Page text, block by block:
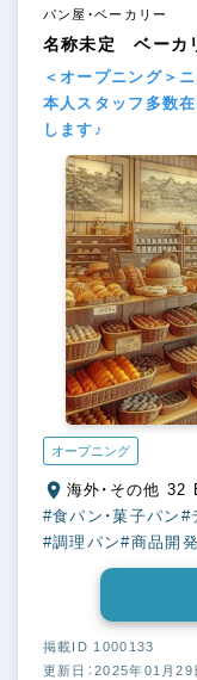
パン屋・ベーカリー
名称未定 ベーカ
＜オープニング＞
本人スタッフ多数
します♪
オープニング
#食パン・菓子パン #
#調理パン#商品開発
掲載ID 1000133
更新日：2025年01月29